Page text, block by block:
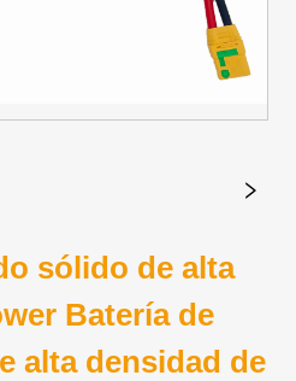
sólido de alta
Batería de
alta densidad de